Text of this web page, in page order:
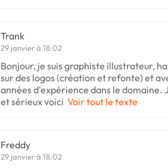
Trank
29 janvier à 18:02
Bonjour, je suis graphiste illustrateur,
sur des logos (création et refonte) et
années d'expérience dans le domaine.
et sérieux voici Voir tout le texte
Freddy
29 janvier à 18:02